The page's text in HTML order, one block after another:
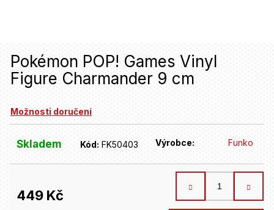
Pokémon POP! Games Vinyl
Figure Charmander 9 cm
Možnosti doručení
Skladem Kód: FK50403 Výrobce: Funko
449 Kč
n
a
í
?
HLEDAT